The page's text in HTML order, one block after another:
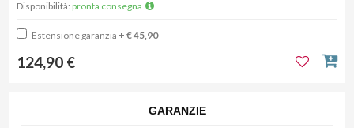
Disponibilità: pronta consegna
Estensione garanzia + € 45,90
124,90 €
GARANZIE